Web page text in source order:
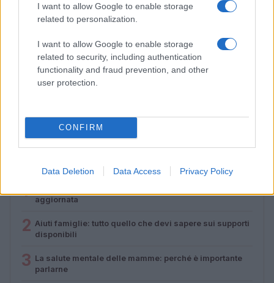
I want to allow Google to enable storage
related to personalization.
I want to allow Google to enable storage
related to security, including authentication
functionality and fraud prevention, and other
user protection.
CONFIRM
Data Deletion Data Access Privacy Policy
Rapporto sui SDG: tra miglioramenti parziali e ritardi
1
aggiornata
2 Aiuti famiglie: tutto quello che devi sapere sui supporti
disponibili
3 La salute mentale delle mamme: perché è importante
parlarne